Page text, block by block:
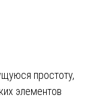
простоту,
элементов